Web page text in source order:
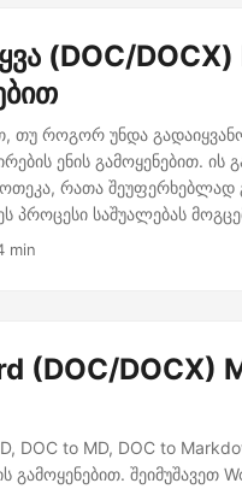
(DOC/
თუ როგორ უნდა
ენის გამოყენებით.
რათა შეუფერხებლად
პროცესი საშუალებას
კოპირების
min
(DOC/DOCX)
DOC to MD, DOC to
გამოყენებით.